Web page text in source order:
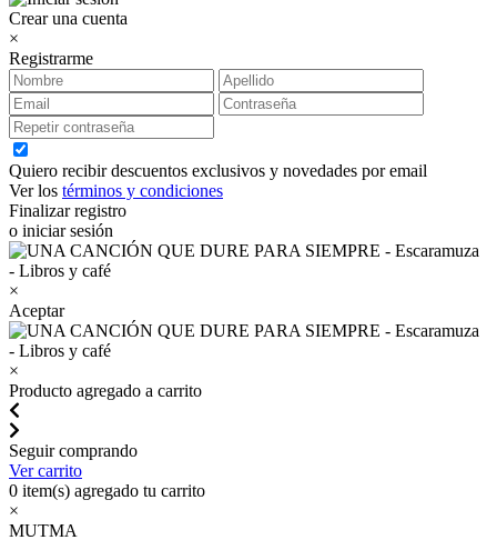
Crear una cuenta
×
Registrarme
Quiero recibir descuentos exclusivos y novedades por email
Ver los términos y condiciones
Finalizar registro
o iniciar sesión
×
Aceptar
×
Producto agregado a carrito
Seguir comprando
Ver carrito
0 item(s) agregado tu carrito
×
MUTMA